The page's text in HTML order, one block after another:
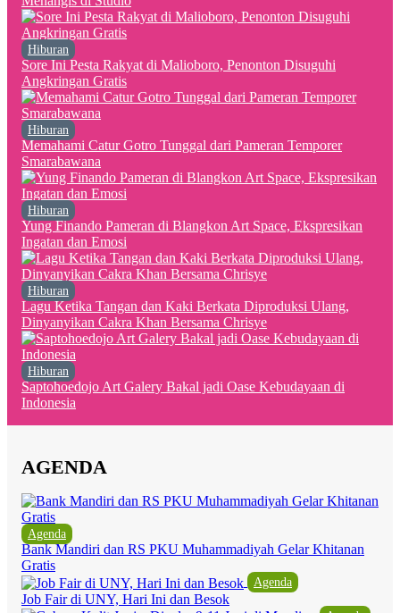
Hiburan
Sore Ini Pesta Rakyat di Malioboro, Penonton Disuguhi
Angkringan Gratis
Hiburan
Memahami Catur Gotro Tunggal dari Pameran Temporer
Smarabawana
Hiburan
Yung Finando Pameran di Blangkon Art Space, Ekspresikan
Ingatan dan Emosi
Hiburan
Lagu Ketika Tangan dan Kaki Berkata Diproduksi Ulang,
Dinyanyikan Cakra Khan Bersama Chrisye
Hiburan
Saptohoedojo Art Galery Bakal jadi Oase Kebudayaan di
Indonesia
AGENDA
Agenda
Bank Mandiri dan RS PKU Muhammadiyah Gelar Khitanan
Gratis
Agenda
Job Fair di UNY, Hari Ini dan Besok